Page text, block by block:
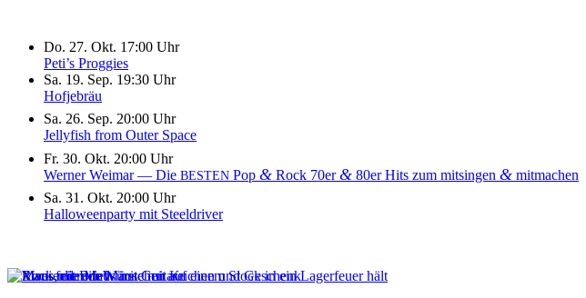
Do. 27. Okt. 17:00 Uhr
Peti’s Proggies
Sa. 19. Sep. 19:30 Uhr
Hofjebräu
Sa. 26. Sep. 20:00 Uhr
Jellyfish from Outer Space
Fr. 30. Okt. 20:00 Uhr
Werner Weimar — Die BESTEN Pop & Rock 70er& 80er Hits zum mitsingen & mitmachen
Sa. 31. Okt. 20:00 Uhr
Halloweenparty mit Steeldriver